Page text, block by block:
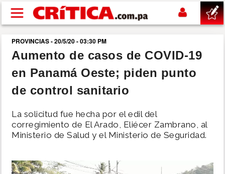
Pasar al contenido principal
buscar
SUCESOS
POLÍTICA
PROVINCIAS - 20/5/20 - 03:30 PM
Aumento de casos de COVID-19
en Panamá Oeste; piden punto
de control sanitario
La solicitud fue hecha por el edil del
corregimiento de El Arado, Eliécer Zambrano, al
Ministerio de Salud y el Ministerio de Seguridad.